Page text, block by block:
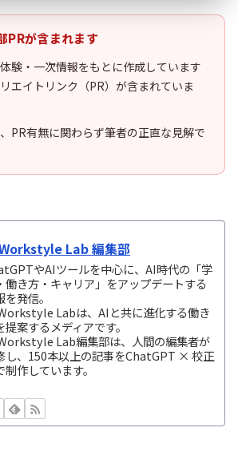
PRが含まれます
験・一次情報をもとに作成しています
エイトリンク（PR）が含まれていま
PR有無に関わらず筆者の正直な見解で
Lab 編集部
やAIツールを中心に、AI時代の「学
働き方・キャリア」をアップデートする
を発信。
Labは、AIと共に進化する働き
提案するメディアです。
Lab編集部は、人間の編集者が
し、150本以上の記事をChatGPT × 校正
制作しています。